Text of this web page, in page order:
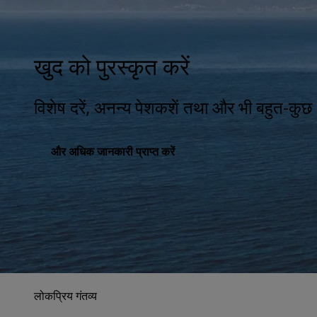
खुद को पुरस्कृत करें
विशेष दरें, अनन्य पेशकशें तथा और भी बहुत-
और अधिक जानकारी प्राप्त करें
लोकप्रिय गंतव्य